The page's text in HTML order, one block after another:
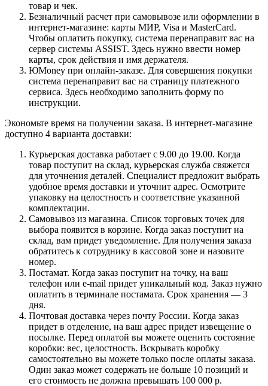
товар и чек.
Безналичный расчет при самовывозе или оформлении в
интернет-магазине: карты МИР, Visa и MasterCard.
Чтобы оплатить покупку, система перенаправит вас на
сервер системы ASSIST. Здесь нужно ввести номер
карты, срок действия и имя держателя.
ЮMoney при онлайн-заказе. Для совершения покупки
система перенаправит вас на страницу платежного
сервиса. Здесь необходимо заполнить форму по
инструкции.
Экономьте время на получении заказа. В интернет-магазине
доступно 4 варианта доставки:
Курьерская доставка работает с 9.00 до 19.00. Когда
товар поступит на склад, курьерская служба свяжется
для уточнения деталей. Специалист предложит выбрать
удобное время доставки и уточнит адрес. Осмотрите
упаковку на целостность и соответствие указанной
комплектации.
Самовывоз из магазина. Список торговых точек для
выбора появится в корзине. Когда заказ поступит на
склад, вам придет уведомление. Для получения заказа
обратитесь к сотруднику в кассовой зоне и назовите
номер.
Постамат. Когда заказ поступит на точку, на ваш
телефон или e-mail придет уникальный код. Заказ нужно
оплатить в терминале постамата. Срок хранения — 3
дня.
Почтовая доставка через почту России. Когда заказ
придет в отделение, на ваш адрес придет извещение о
посылке. Перед оплатой вы можете оценить состояние
коробки: вес, целостность. Вскрывать коробку
самостоятельно вы можете только после оплаты заказа.
Один заказ может содержать не больше 10 позиций и
его стоимость не должна превышать 100 000 р.